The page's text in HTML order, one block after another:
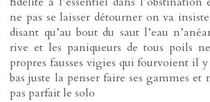
ne pas se laisser détourner on va
disant qu’au bout du saut l’eau
rive et les paniqueurs de tous poils
propres fausses vigies qui fourvoient il
bas juste la penser faire ses gammes et
pas parfait le solo